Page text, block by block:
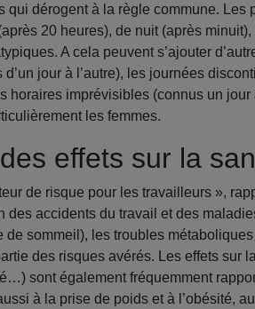
qui dérogent à la règle commune.
20 heures), de nuit (après
A cela peuvent s’ajouter
jour à l’autre), les journées
horaires imprévisibles (connus un
les femmes.
effets sur la
de risque pour les travailleurs »,
des accidents du travail et des
sommeil), les troubles
des risques avérés. Les effets sur
sont également fréquemment
à la prise de poids et à l’obésité,